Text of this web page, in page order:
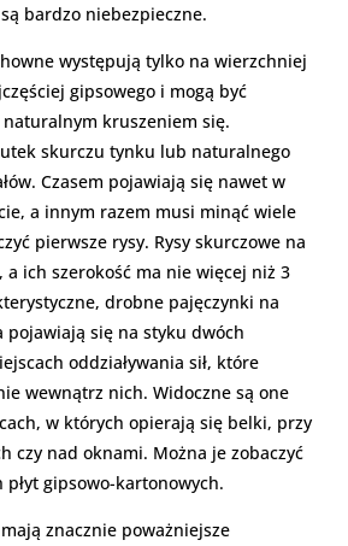
bardzo niebezpieczne.
występują tylko na wierzchniej
gipsowego i mogą być
kruszeniem się.
skurczu tynku lub naturalnego
Czasem pojawiają się nawet w
a innym razem musi minąć wiele
pierwsze rysy. Rysy skurczowe na
a ich szerokość ma nie więcej niż 3
drobne pajęczynki na
pojawiają się na styku dwóch
oddziaływania sił, które
wewnątrz nich. Widoczne są one
w których opierają się belki, przy
czy nad oknami. Można je zobaczyć
płyt gipsowo-kartonowych.
znacznie poważniejsze